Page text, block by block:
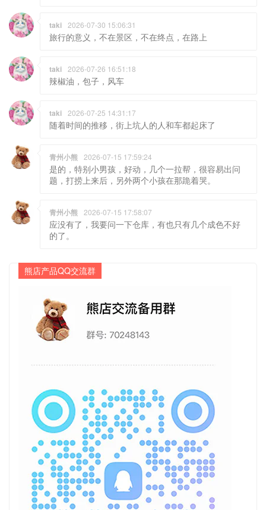
taki 2026-07-30 15:06:31
旅行的意义，不在景区，不在终点，在路上
taki 2026-07-26 16:51:18
辣椒油，包子，风车
taki 2026-07-25 14:31:17
随着时间的推移，街上坑人的人和车都起床了
青州小熊 2026-07-15 17:59:24
是的，特别小男孩，好动，几个一拉帮，很容易出问
题，打捞上来后，另外两个小孩在那跪着哭。
青州小熊 2026-07-15 17:58:07
应没有了，我要问一下仓库，有也只有几个成色不好
的了。
熊店产品QQ交流群